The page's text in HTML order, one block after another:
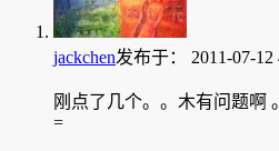
jackchen发布于： 2011-07-
刚点了几个。。木有问题啊
=